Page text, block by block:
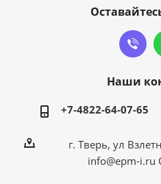
Наши
+7-4822-64-07-65
г. Тверь, ул
info@epm-